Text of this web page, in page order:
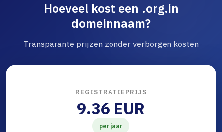
Hoeveel kost een .org.in
domeinnaam?
Transparante prijzen zonder verborgen kosten
REGISTRATIEPRIJS
9.36 EUR
per jaar